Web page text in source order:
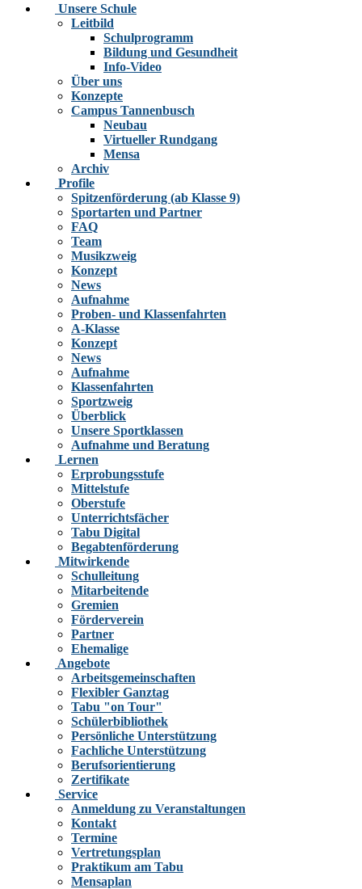
Unsere Schule
Leitbild
Schulprogramm
Bildung und Gesundheit
Info-Video
Über uns
Konzepte
Campus Tannenbusch
Neubau
Virtueller Rundgang
Mensa
Archiv
Profile
Spitzenförderung (ab Klasse 9)
Sportarten und Partner
FAQ
Team
Musikzweig
Konzept
News
Aufnahme
Proben- und Klassenfahrten
A-Klasse
Konzept
News
Aufnahme
Klassenfahrten
Sportzweig
Überblick
Unsere Sportklassen
Aufnahme und Beratung
Lernen
Erprobungsstufe
Mittelstufe
Oberstufe
Unterrichtsfächer
Tabu Digital
Begabtenförderung
Mitwirkende
Schulleitung
Mitarbeitende
Gremien
Förderverein
Partner
Ehemalige
Angebote
Arbeitsgemeinschaften
Flexibler Ganztag
Tabu "on Tour"
Schülerbibliothek
Persönliche Unterstützung
Fachliche Unterstützung
Berufsorientierung
Zertifikate
Service
Anmeldung zu Veranstaltungen
Kontakt
Termine
Vertretungsplan
Praktikum am Tabu
Mensaplan